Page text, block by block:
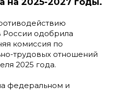
России одобрила
комиссия по
трудовых отношений
2025 года.
федеральном и